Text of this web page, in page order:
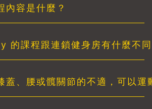
強化與穩定訓練功能性動作整合這些
態熱身也不再是什麼問題。生活變得
，現在是想找時間動。」從教練的角
看過很多退化性關節炎的學
內容是什麼？
的課程跟連鎖健身房有什麼不
蓋、腰或髖關節的不適，可以運